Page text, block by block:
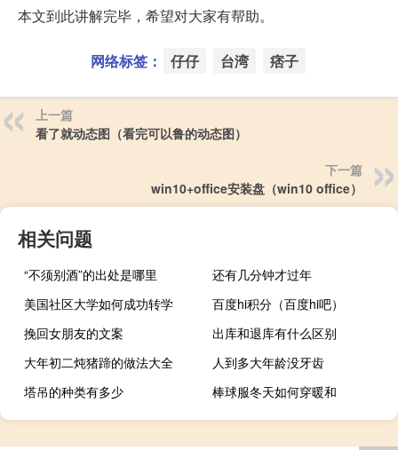
本文到此讲解完毕，希望对大家有帮助。
网络标签： 仔仔 台湾 痞子
上一篇
看了就动态图（看完可以鲁的动态图）
下一篇
win10+office安装盘（win10 office）
相关问题
“不须别酒”的出处是哪里
还有几分钟才过年
美国社区大学如何成功转学
百度hi积分（百度hi吧）
挽回女朋友的文案
出库和退库有什么区别
大年初二炖猪蹄的做法大全
人到多大年龄没牙齿
塔吊的种类有多少
棒球服冬天如何穿暖和